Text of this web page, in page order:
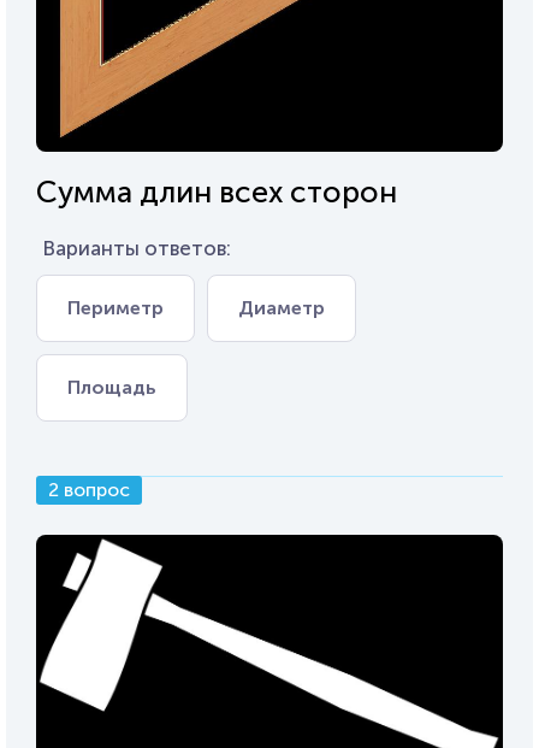
Сумма длин всех сторон
Варианты ответов:
Периметр Диаметр
Площадь
2 вопрос